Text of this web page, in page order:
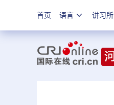
首页 语言 讲习所